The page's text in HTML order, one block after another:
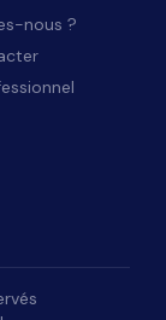
nous ?